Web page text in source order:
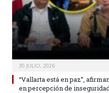
30 JULIO, 2026
“Vallarta está en paz”,
en percepción de